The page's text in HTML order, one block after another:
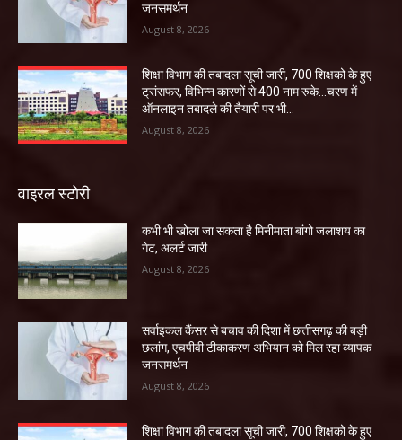
जनसमर्थन
August 8, 2026
शिक्षा विभाग की तबादला सूची जारी, 700 शिक्षको के हुए
ट्रांसफर, विभिन्न कारणों से 400 नाम रुके…चरण में
ऑनलाइन तबादले की तैयारी पर भी...
August 8, 2026
वाइरल स्टोरी
कभी भी खोला जा सकता है मिनीमाता बांगो जलाशय का
गेट, अलर्ट जारी
August 8, 2026
सर्वाइकल कैंसर से बचाव की दिशा में छत्तीसगढ़ की बड़ी
छलांग, एचपीवी टीकाकरण अभियान को मिल रहा व्यापक
जनसमर्थन
August 8, 2026
शिक्षा विभाग की तबादला सूची जारी, 700 शिक्षको के हुए